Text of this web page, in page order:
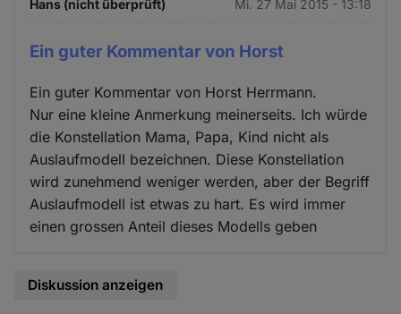
Hans (nicht überprüft) Mi. 27 Mai 2015 - 13:18
Ein guter Kommentar von Horst
Ein guter Kommentar von Horst Herrmann.
Nur eine kleine Anmerkung meinerseits. Ich würde
die Konstellation Mama, Papa, Kind nicht als
Auslaufmodell bezeichnen. Diese Konstellation
wird zunehmend weniger werden, aber der Begriff
Auslaufmodell ist etwas zu hart. Es wird immer
einen grossen Anteil dieses Modells geben
Diskussion anzeigen